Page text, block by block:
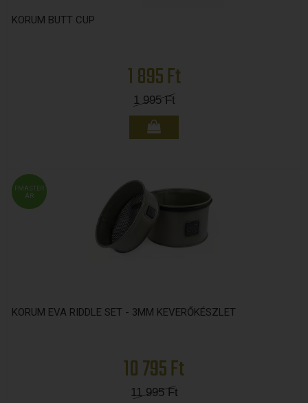
KORUM BUTT CUP
1 895 Ft
1 995Ft
FMASTER
ÁR
KORUM EVA RIDDLE SET - 3MM KEVERŐKÉSZLET
10 795 Ft
11 995Ft